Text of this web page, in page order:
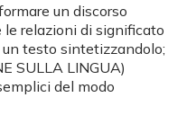
un discorso
relazioni di significato
testo sintetizzandolo;
SULLA LINGUA)
del modo